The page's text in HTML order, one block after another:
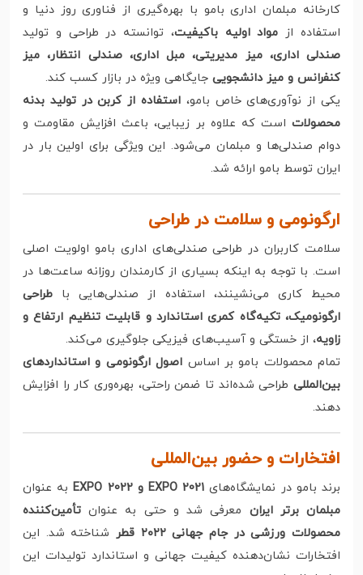
کارخانه مبلمان اداری بامو با بهره‌گیری از فناوری روز دنیا و
استفاده از مواد اولیه باکیفیت، توانسته در طراحی و تولید
صندلی اداری، میز مدیریتی، مبل اداری، صندلی انتظار، میز
کنفرانس و میز دانشجویی جایگاهی ویژه در بازار کسب کند.
یکی از نوآوری‌های خاص بامو، استفاده از کربن در تولید بدنه
محصولات است که علاوه بر زیبایی، باعث افزایش مقاومت و
دوام صندلی‌ها و مبلمان می‌شود. این ویژگی برای اولین بار در
ایران توسط بامو ارائه شد.
ارگونومی و سلامت در طراحی
سلامت کاربران در طراحی صندلی‌های اداری بامو اولویت اصلی
است. با توجه به اینکه بسیاری از کارمندان روزانه ساعت‌ها در
محیط کاری می‌نشینند، استفاده از صندلی‌هایی با طراحی
ارگونومیک، تکیه‌گاه کمری استاندارد و قابلیت تنظیم ارتفاع و
زاویه، از خستگی و آسیب‌های فیزیکی جلوگیری می‌کند.
تمام محصولات بامو بر اساس اصول ارگونومی و استانداردهای
بین‌المللی طراحی شده‌اند تا ضمن راحتی، بهره‌وری کار را افزایش
دهند.
افتخارات و حضور بین‌المللی
برند بامو در نمایشگاه‌های EXPO 2021 و EXPO 2022
به عنوان
مبلمان برتر ایران معرفی شد و حتی به عنوان تأمین‌کننده
محصولات ورزشی در جام جهانی ۲۰۲۲ قطر
شناخته شد. این
افتخارات نشان‌دهنده کیفیت جهانی و استاندارد تولیدات این